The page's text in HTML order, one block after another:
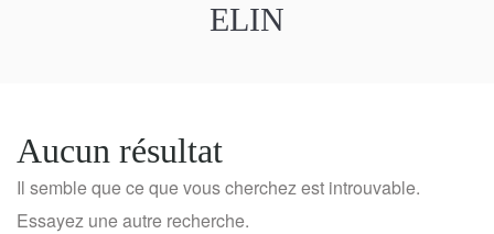
ELIN
Aucun résultat
Il semble que ce que vous cherchez est introuvable.
Essayez une autre recherche.